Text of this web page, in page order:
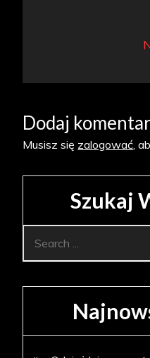
Dodaj
Musisz się zalogować,
Szukaj